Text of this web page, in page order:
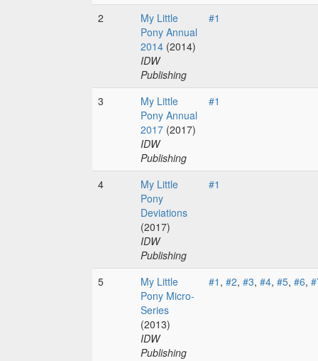
2
My Little
Pony Annual
2014 (2014)
IDW
Publishing
#1
3
My Little
Pony Annual
2017 (2017)
IDW
Publishing
#1
4
My Little
Pony
Deviations
(2017)
IDW
Publishing
#1
5
My Little
Pony Micro-
Series
(2013)
IDW
Publishing
#1 , #2, #3, #4, #5, #6,